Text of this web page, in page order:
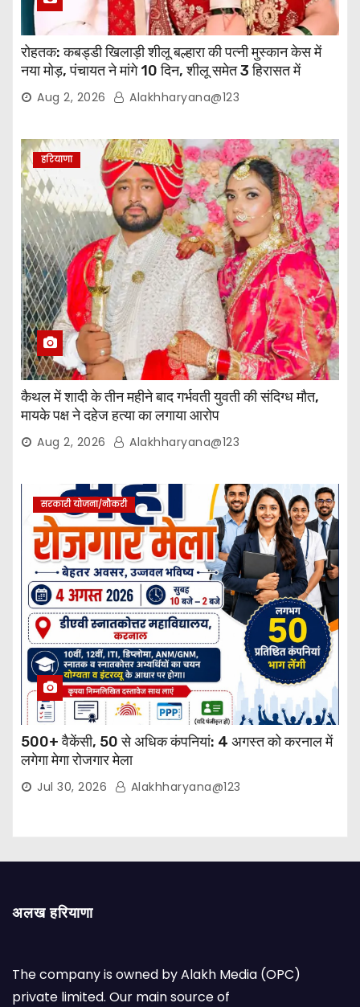
रोहतक: कबड्डी खिलाड़ी शीलू बल्हारा की पत्नी मुस्कान केस में
नया मोड़, पंचायत ने मांगे 10 दिन, शीलू समेत 3 हिरासत में
Aug 2, 2026 Alakhharyana@123
हरियाणा
कैथल में शादी के तीन महीने बाद गर्भवती युवती की संदिग्ध मौत,
मायके पक्ष ने दहेज हत्या का लगाया आरोप
Aug 2, 2026 Alakhharyana@123
सरकारी योजना/नौकरी
500+ वैकेंसी, 50 से अधिक कंपनियां: 4 अगस्त को करनाल में
लगेगा मेगा रोजगार मेला
Jul 30, 2026 Alakhharyana@123
अलख हरियाणा
The company is owned by Alakh Media (OPC)
private limited. Our main source of